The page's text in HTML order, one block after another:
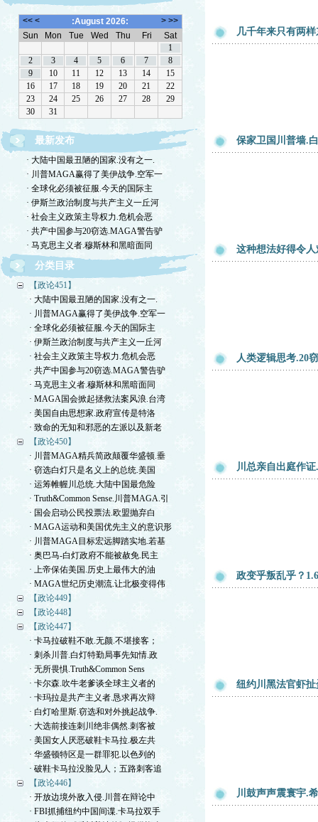
最新发布
· 大陆中国最丑陋的国家.没有之一.
· 川普MAGA赢得了美伊战争.空军一
· 全球化必须被征服.今天的国际主
· 伊斯兰政治制度与共产主义一丘河
· 社会主义政策主导权力.危机会恶
· 共产中国参与20窃选.MAGA警告驴
· 马克思主义者.穆斯林和黑暗面同
分类目录
【政论451】
· 大陆中国最丑陋的国家.没有之一.
· 川普MAGA赢得了美伊战争.空军一
· 全球化必须被征服.今天的国际主
· 伊斯兰政治制度与共产主义一丘河
· 社会主义政策主导权力.危机会恶
· 共产中国参与20窃选.MAGA警告驴
· 马克思主义者.穆斯林和黑暗面同
· MAGA国会掀起拯救法案风浪.台湾
· 美国自由思想家.政府宣传是特洛
· 致命的无知和邪恶的左派以及新老
【政论450】
· 川普MAGA精兵简政颠覆华盛顿.垂
· 窃选白灯只是名义上的总统.美国
· 运筹帷幄川总统.大陆中国最危险
· Truth&Common Sense.川普MAGA.引
· 国会启动公民投票法.欧盟抛弃白
· MAGA运动和美国优先主义的意识形
· 川普MAGA目标宏远脚踏实地.若基
· 奥巴马-白灯政府不能被赦免.民主
· 上帝保佑美国.历史上最伟大的油
· MAGA世纪历史潮流.让北极变得伟
【政论449】
【政论448】
【政论447】
· 卡马拉破鞋不敢.无颜.不堪接客；
· 刺杀川普.白灯特勤局事先知情.政
· 无所畏惧.Truth&Common Sens
· 卡尔森.吹牛老爹谈全球主义者的
· 卡玛拉是共产主义者.恳求再次辩
· 白灯哈里斯.窃选和对外挑起战争.
· 大选前接连刺川绝非偶然.刺客被
· 美国女人厌恶破鞋卡马拉.极左共
· 华盛顿特区是一群罪犯.以色列的
· 破鞋卡马拉没脸见人；五路刺客追
【政论446】
· 开放边境外敌入侵.川普在辩论中
· FBI抓捕纽约中国间谍.卡马拉双手
几千年来只有两
保家卫国川普墙.
这种想法好得令
人类逻辑思考.20
川总亲自出庭作
政变乎叛乱乎？
纽约川黑法官虾
川鼓声声震寰宇.